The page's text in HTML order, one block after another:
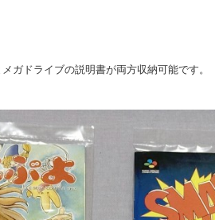
ガドライブの説明書が両方収納可能です。